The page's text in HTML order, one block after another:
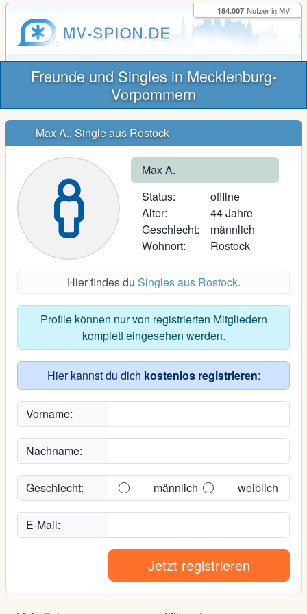
MV-SPION.DE
184.007 Nutzer in MV
Freunde und Singles in Mecklenburg-
Vorpommern
Max A., Single aus Rostock
Max A.
Status:
offline
Alter:
44 Jahre
Geschlecht:
männlich
Wohnort:
Rostock
Hier findes du Singles aus Rostock.
Profile können nur von registrierten Mitgliedern
komplett eingesehen werden.
Hier kannst du dich kostenlos registrieren:
Vorname:
Nachname:
Geschlecht: männlich weiblich
E-Mail:
Jetzt registrieren